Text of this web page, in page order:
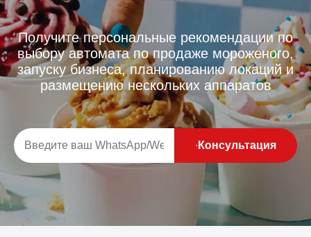
Получите персональные рекомендации по
выбору автомата по продаже мороженого,
запуску бизнеса, планированию локаций и
размещению нескольких аппаратов
Консультация